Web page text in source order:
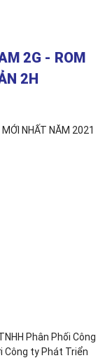
2G - ROM
2H
NHẤT NĂM 2021
Phân Phối Công
Công ty Phát Triển